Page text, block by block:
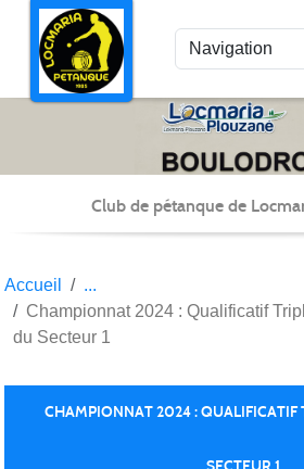
Club de pétanque de
Accueil
Championnat 2024 : Qualificatif
du Secteur 1
CHAMPIONNAT 2024 : QUALIFICATIF
Panneau de gestion des cookies